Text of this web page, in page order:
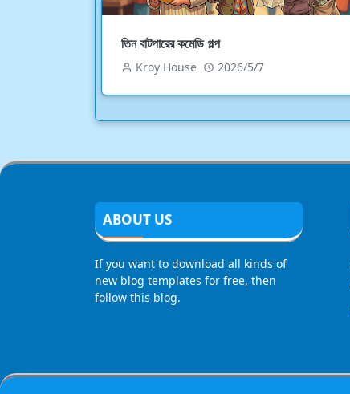
তিন বাটপারের কমেডি গল্প
Kroy House 2026/5/7
ABOUT US
If you want to download all kinds of
new blog templates for free, then
follow this blog.